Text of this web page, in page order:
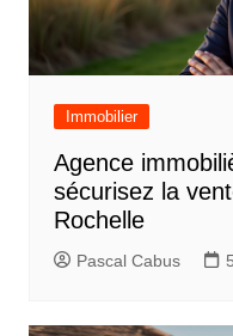
Immobilier
Agence
sécurisez la
Rochelle
Pascal Cabus